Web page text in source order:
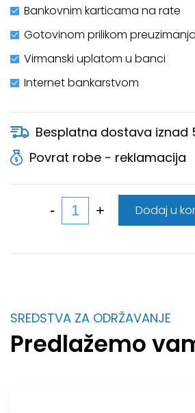
Bankovnim karticama na rate
Gotovinom prilikom preuzimanja
Virmanski uplatom u banci
Internet bankarstvom
Besplatna dostava iznad
Povrat robe - reklamacija
Dodaj u
SREDSTVA ZA ODRŽAVANJE
Predlažemo